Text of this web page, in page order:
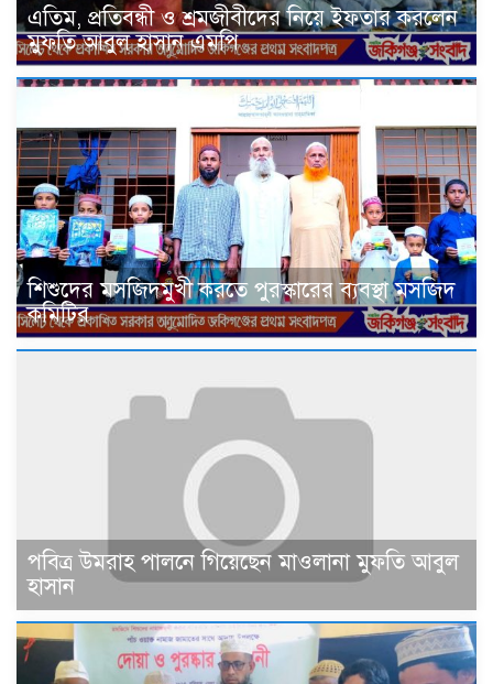
এতিম, প্রতিবন্ধী ও শ্রমজীবীদের নিয়ে ইফতার করলেন
মুফতি আবুল হাসান এমপি
শিশুদের মসজিদমুখী করতে পুরস্কারের ব্যবস্থা মসজিদ
কমিটির
পবিত্র উমরাহ পালনে গিয়েছেন মাওলানা মুফতি আবুল
হাসান